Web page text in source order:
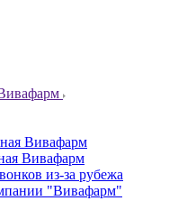
Вивафарм
Вивафарм
из-за рубежа
"Вивафарм"